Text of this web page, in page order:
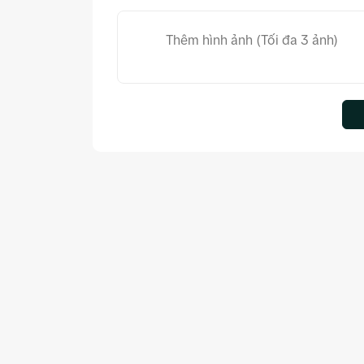
Thêm hình ảnh (Tối đa 3 ảnh)